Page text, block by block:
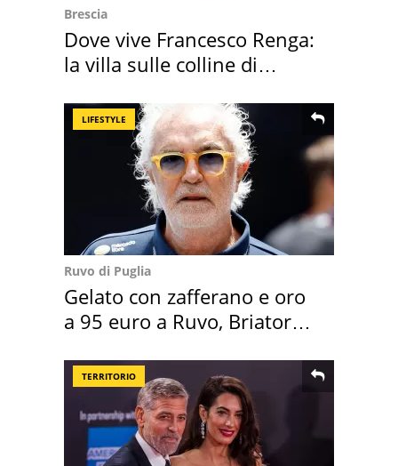
Brescia
Dove vive Francesco Renga:
la villa sulle colline di
LIFESTYLE
Ruvo di Puglia
Gelato con zafferano e oro
a 95 euro a Ruvo, Briatore
TERRITORIO